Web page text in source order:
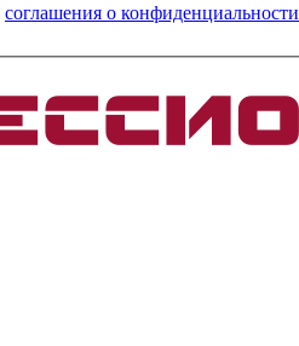
соглашения о конфиденциальности